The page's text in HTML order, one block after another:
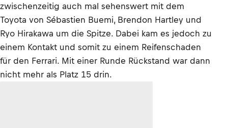
zwischenzeitig auch mal sehenswert mit dem
Toyota von Sébastien Buemi, Brendon Hartley und
Ryo Hirakawa um die Spitze. Dabei kam es jedoch zu
einem Kontakt und somit zu einem Reifenschaden
für den Ferrari. Mit einer Runde Rückstand war dann
nicht mehr als Platz 15 drin.